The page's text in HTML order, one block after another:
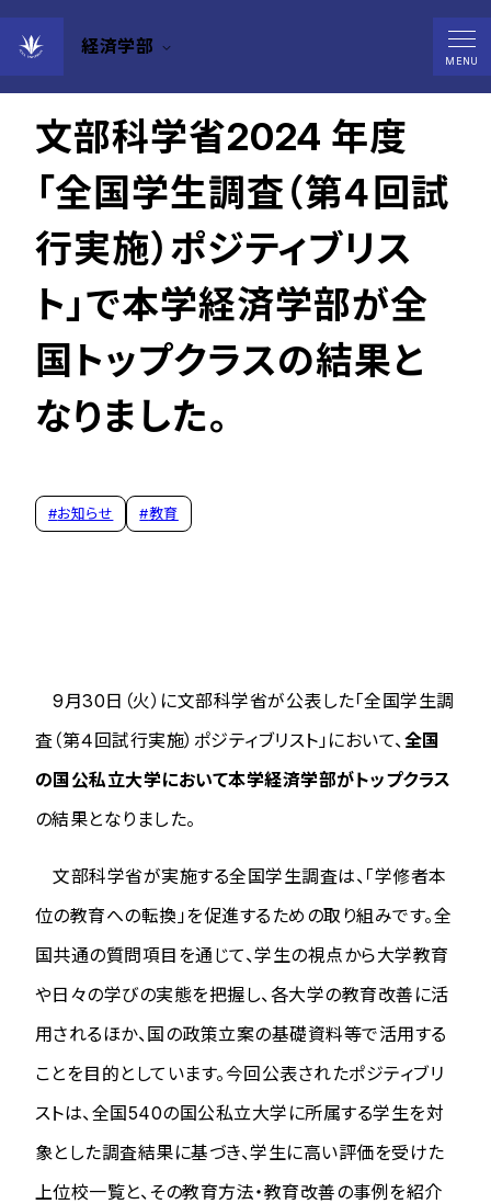
経済学部
MENU
2025年10月02日
文部科学省2024 年度
「全国学生調査（第４回試
行実施）ポジティブリス
ト」で本学経済学部が全
国トップクラスの結果と
なりました。
#お知らせ #教育
9月30日（火）に文部科学省が公表した「全国学生調
査（第４回試行実施）ポジティブリスト」において、 全国
の国公私立大学において本学経済学部がトップクラス
の結果となりました。
文部科学省が実施する全国学生調査は、「学修者本
位の教育への転換」を促進するための取り組みです。全
国共通の質問項目を通じて、学生の視点から大学教育
や日々の学びの実態を把握し、各大学の教育改善に活
用されるほか、国の政策立案の基礎資料等で活用する
ことを目的としています。今回公表されたポジティブリ
ストは、全国540の国公私立大学に所属する学生を対
象とした調査結果に基づき、学生に高い評価を受けた
上位校一覧と、その教育方法・教育改善の事例を紹介